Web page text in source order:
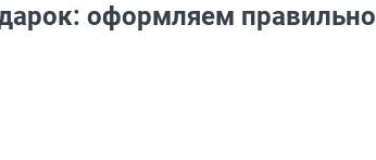
оформляем правильно